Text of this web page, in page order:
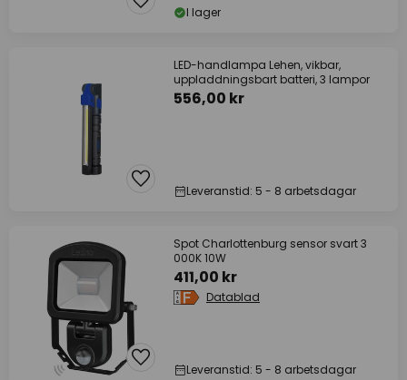
I lager
LED-handlampa Lehen, vikbar,
uppladdningsbart batteri, 3 lampor
556,00 kr
Leveranstid: 5 - 8 arbetsdagar
Spot Charlottenburg sensor svart 3
000K 10W
411,00 kr
Datablad
Leveranstid: 5 - 8 arbetsdagar